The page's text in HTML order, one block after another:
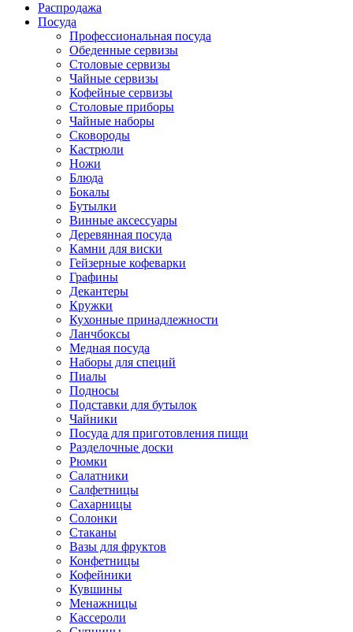
Распродажа
Посуда
Профессиональная посуда
Обеденные сервизы
Столовые сервизы
Чайные сервизы
Кофейные сервизы
Столовые приборы
Чайные наборы
Сковороды
Кастрюли
Ножи
Блюда
Бокалы
Бутылки
Винные аксессуары
Деревянная посуда
Камни для виски
Гейзерные кофеварки
Графины
Декантеры
Кружки
Кухонные принадлежности
Ланчбоксы
Медная посуда
Наборы для специй
Пиалы
Подносы
Подставки для бутылок
Чайники
Посуда для приготовления пищи
Разделочные доски
Рюмки
Салатники
Салфетницы
Сахарницы
Солонки
Стаканы
Вазы для фруктов
Конфетницы
Кофейники
Кувшины
Менажницы
Кассероли